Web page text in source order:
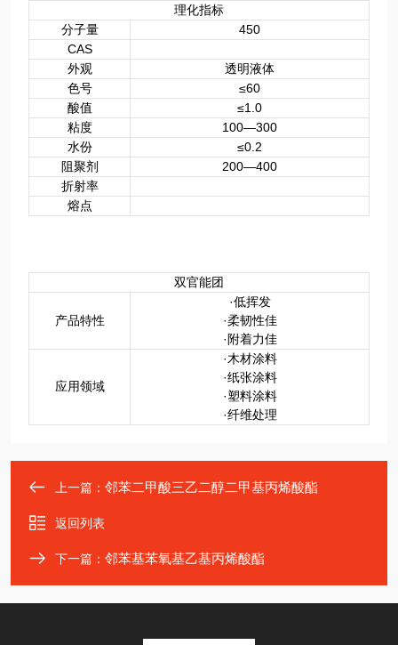
理化指标
分子量
450
CAS
外观
透明液体
色号
≤60
酸值
≤1.0
粘度
100—300
水份
≤0.2
阻聚剂
200—400
折射率
熔点
双官能团
产品特性
·低挥发
·柔韧性佳
·附着力佳
应用领域
·木材涂料
·纸张涂料
·塑料涂料
·纤维处理
上一篇： 邻苯二甲酸三乙二醇二甲基丙烯酸酯
返回列表
下一篇： 邻苯基苯氧基乙基丙烯酸酯